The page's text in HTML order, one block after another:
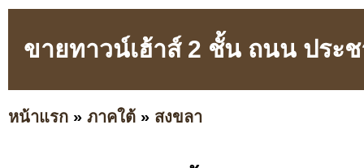
ขายทาวน์เฮ้าส์ 2 ชั้น ถนน ประ
หน้าแรก » ภาคใต้ » สงขลา